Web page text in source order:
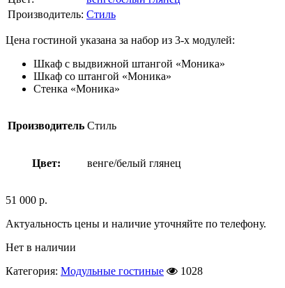
Производитель: Стиль
Цена гостиной указана за набор из 3-х модулей:
Шкаф с выдвижной штангой «Моника»
Шкаф со штангой «Моника»
Стенка «Моника»
Производитель Стиль
Цвет: венге/белый глянец
51 000 р.
Актуальность цены и наличие уточняйте по телефону.
Нет в наличии
Категория: Модульные гостиные
1028